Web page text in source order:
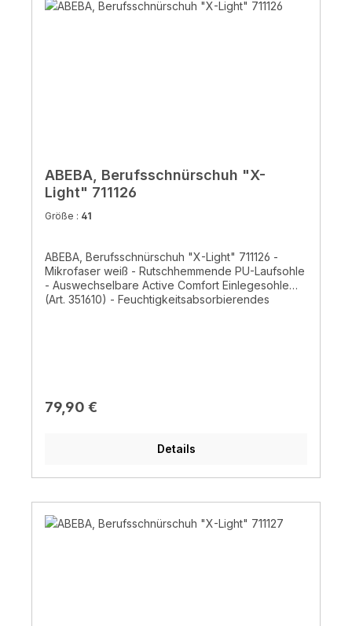
ABEBA, Berufsschnürschuh "X-
Light" 711126
Größe : 41
ABEBA, Berufsschnürschuh "X-Light" 711126 -
Mikrofaser weiß - Rutschhemmende PU-Laufsohle
- Auswechselbare Active Comfort Einlegesohle
(Art. 351610) - Feuchtigkeitsabsorbierendes
Regulärer Preis:
79,90 €
Details